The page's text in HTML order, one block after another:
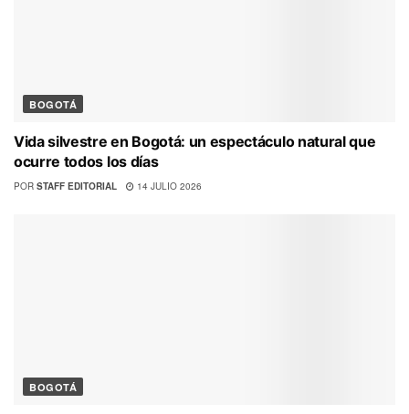
BOGOTÁ
Vida silvestre en Bogotá: un espectáculo natural que
ocurre todos los días
POR STAFF EDITORIAL 14 JULIO 2026
BOGOTÁ